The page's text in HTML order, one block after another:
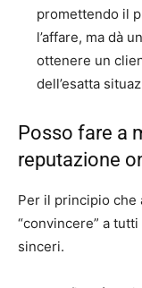
promettendo il
l’affare, ma dà
ottenere un
dell’esatta
Posso fare a
reputazione
Per il principio che
“convincere” a
sinceri.